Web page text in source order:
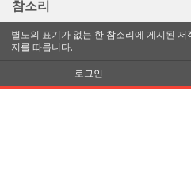
참소리
별도의 표기가 없는 한 참소리에 게시된
지를 따릅니다.
로그인